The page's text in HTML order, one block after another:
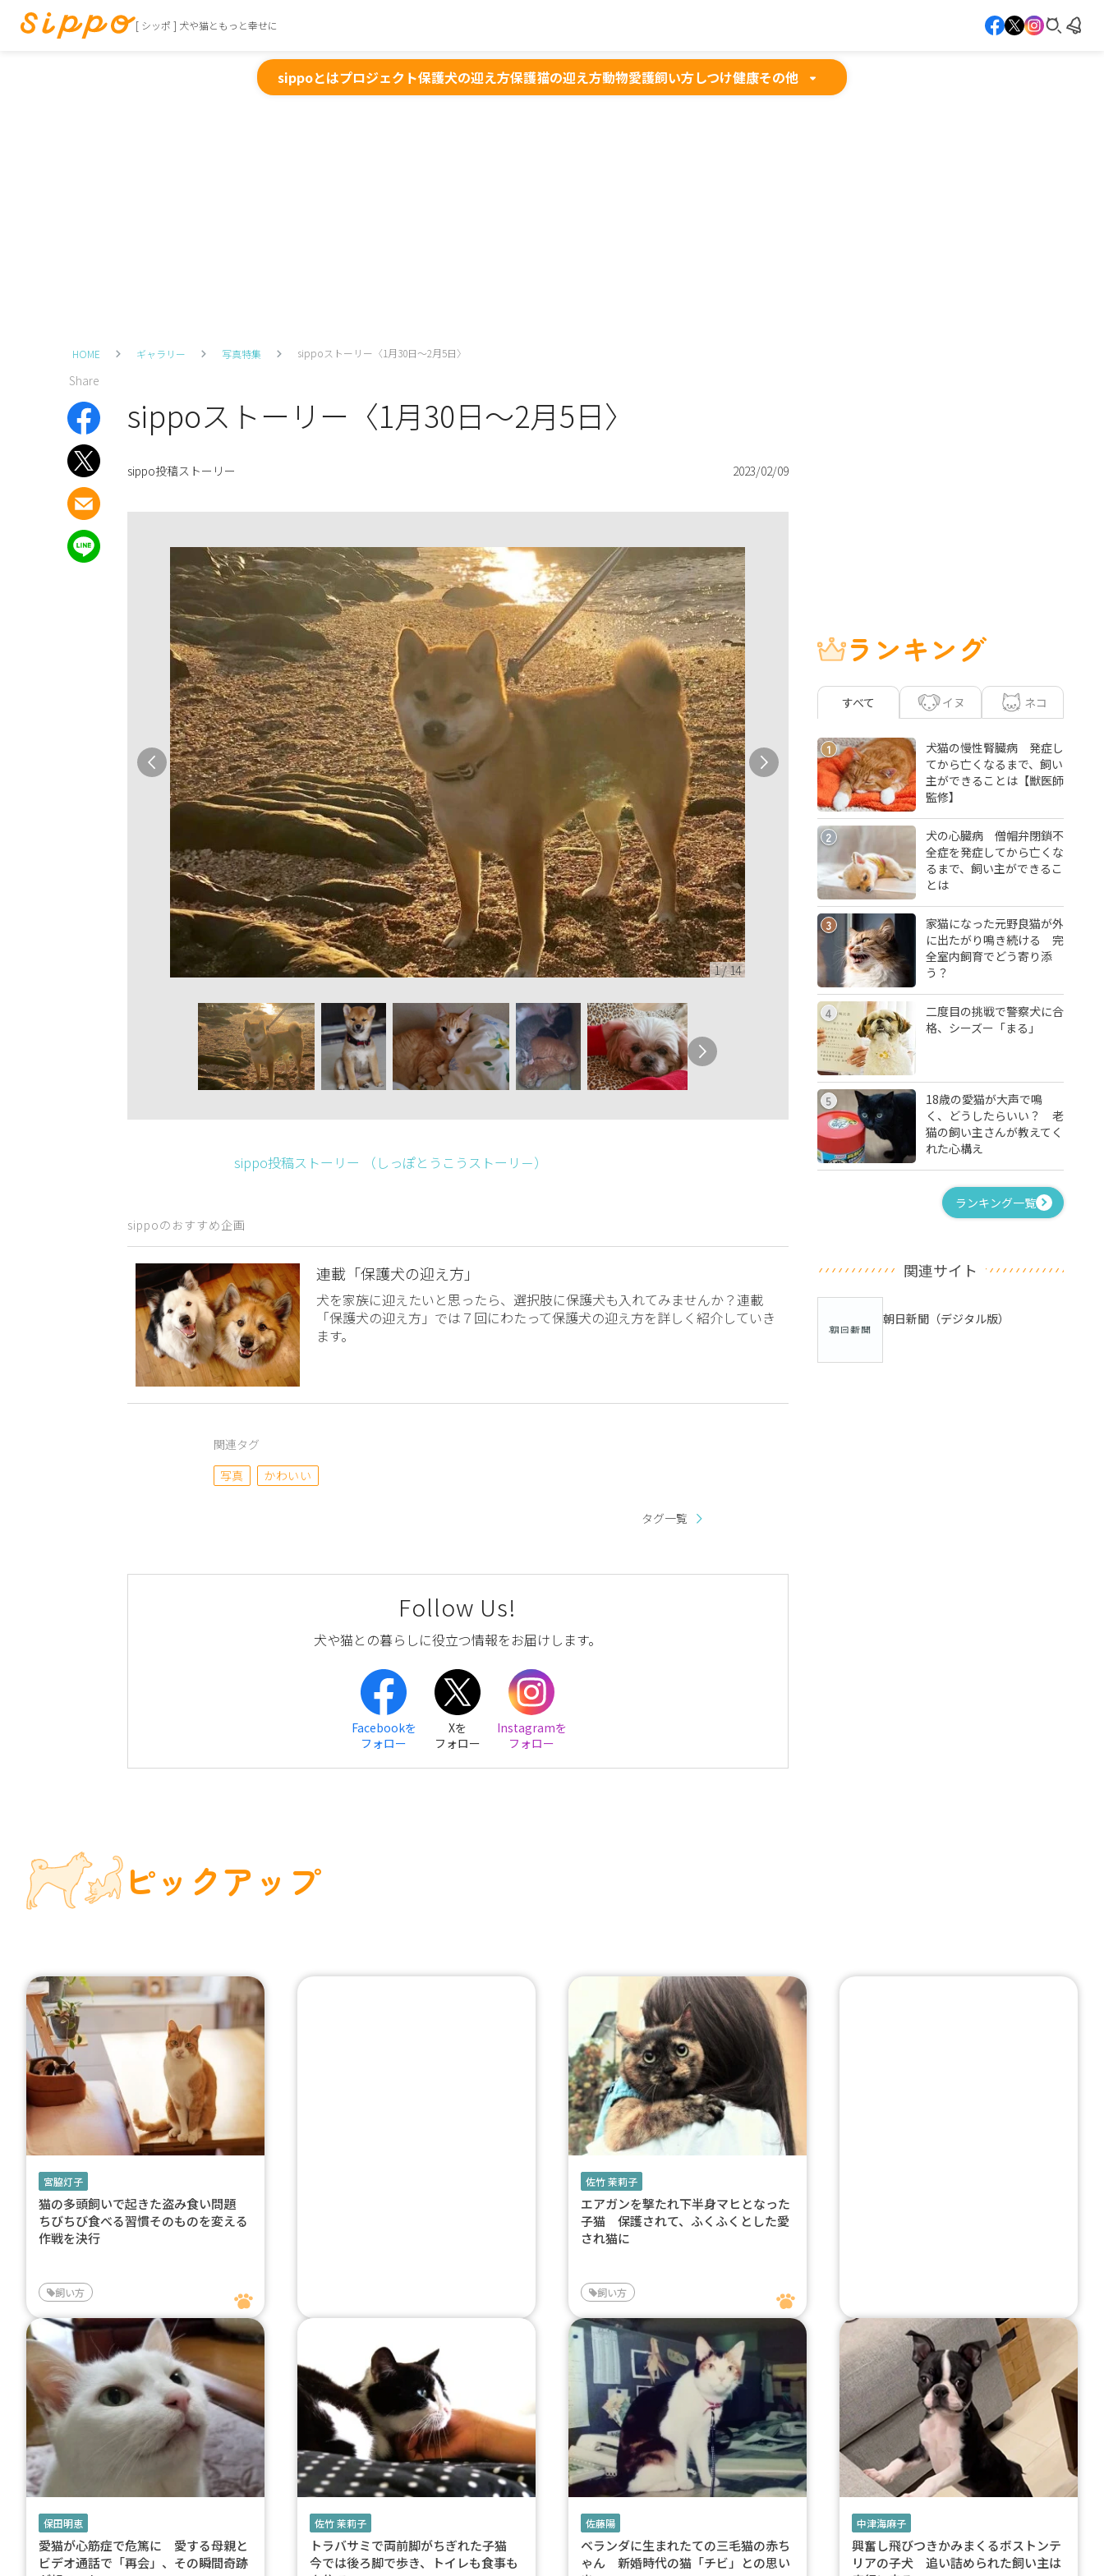
[ シッポ ] 犬や猫ともっと幸せに
sippoとはプロジェクト保護犬の迎え方保護猫の迎え方動物愛護飼い方しつけ健康その他
HOME ギャラリー 写真特集 sippoストーリー〈1月30日～2月5日〉
Share
sippoストーリー〈1月30日～2月5日〉
sippo投稿ストーリー 2023/02/09
1/14
sippo投稿ストーリー （しっぽとうこうストーリ－）
sippoのおすすめ企画
連載「保護犬の迎え方」
犬を家族に迎えたいと思ったら、選択肢に保護犬も入れてみませんか？連載
「保護犬の迎え方」では７回にわたって保護犬の迎え方を詳しく紹介していき
ます。
関連タグ
写真
かわいい
タグ一覧
Follow Us!
犬や猫との暮らしに役立つ情報をお届けします。
Facebookを
フォロー
Xを
フォロー
Instagramを
フォロー
ランキング
すべて イヌ ネコ
1
犬猫の慢性腎臓病 発症し
てから亡くなるまで、飼い
主ができることは【獣医師
監修】
2
犬の心臓病 僧帽弁閉鎖不
全症を発症してから亡くな
るまで、飼い主ができるこ
とは
3
家猫になった元野良猫が外
に出たがり鳴き続ける 完
全室内飼育でどう寄り添
う？
4
二度目の挑戦で警察犬に合
格、シーズー「まる」
5
18歳の愛猫が大声で鳴
く、どうしたらいい？ 老
猫の飼い主さんが教えてく
れた心構え
ランキング一覧
関連サイト
朝日新聞（デジタル版）
ピックアップ
宮脇灯子
猫の多頭飼いで起きた盗み食い問題
ちびちび食べる習慣そのものを変える
作戦を決行
飼い方
佐竹 茉莉子
エアガンを撃たれ下半身マヒとなった
子猫 保護されて、ふくふくとした愛
され猫に
飼い方
保田明恵
愛猫が心筋症で危篤に 愛する母親と
ビデオ通話で「再会」、その瞬間奇跡
佐竹 茉莉子
トラバサミで両前脚がちぎれた子猫
今では後ろ脚で歩き、トイレも食事も
佐藤陽
ベランダに生まれたての三毛猫の赤ち
ゃん 新婚時代の猫「チビ」との思い
中津海麻子
興奮し飛びつきかみまくるボストンテ
リアの子犬 追い詰められた飼い主は